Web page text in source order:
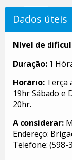
Dados úteis
Nível de
Duração: 1
Horário: Terça
19hr Sábado e
20hr.
A considerar:
Endereço:
Telefone: (598-